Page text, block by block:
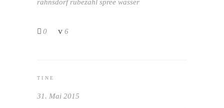
rahnsdorf rübezahl spree wasser
0 6
TINE
31. Mai 2015